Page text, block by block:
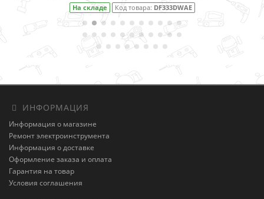
На складе Код товара: DF333DWAE
ИНФОРМАЦИЯ
Информация о магазине
Ремонт электроинструмента
Информация о доставке
Оформление заказа и оплата
Гарантия на товар
Условия соглашения